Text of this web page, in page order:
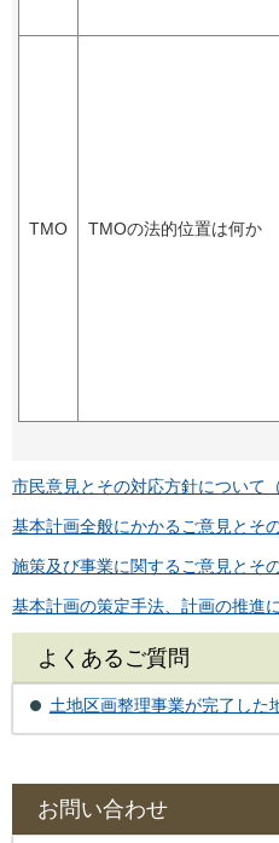
TMO TMOの法的位置は何か
市民意見とその対応方針について
基本計画全般にかかるご意見とそ
施策及び事業に関するご意見とそ
基本計画の策定手法、計画の推進
よくあるご質問
土地区画整理事業が完了し
お問い合わせ